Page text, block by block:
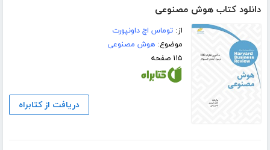
دانلود کتاب هوش مصنوعی
از:توماس اچ داونپورت
موضوع:هوش مصنوعی
۱۱۵ صفحه
دریافت از کتابراه